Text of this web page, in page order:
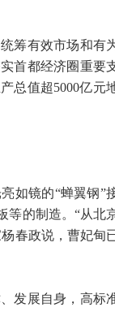
筹有效市场和有
首都经济圈重要
总值超5000亿元
如镜的“蝉翼钢”
等的制造。“从北
春政说，曹妃甸
发展自身，高标